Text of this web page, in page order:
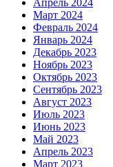
Март 2024
Февраль 2024
Январь 2024
Декабрь 2023
Ноябрь 2023
Октябрь 2023
Сентябрь 2023
Август 2023
Июль 2023
Июнь 2023
Май 2023
Апрель 2023
Март 2023